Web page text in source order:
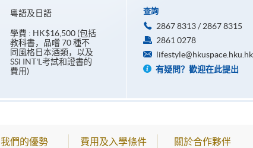
粵語及日語
學費 : HK$16,500 (包括
教科書，品嚐 70 種不
同風格日本酒類，以及
SSI INT'L考試和證書的
費用)
查詢
2867 8313 / 2867 8315
2861 0278
lifestyle@hkuspace.hku.hk
有疑問？歡迎在此提出
我們的優勢 費用及入學條件 關於合作夥伴